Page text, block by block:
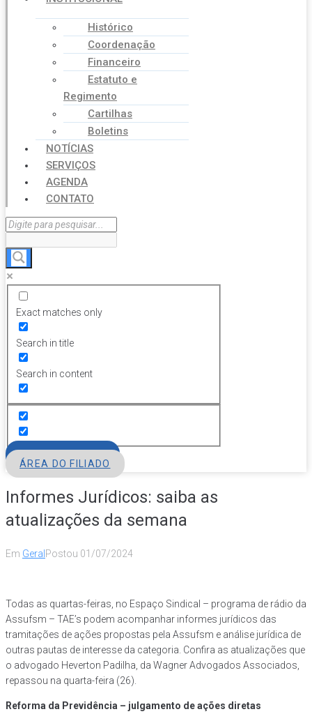
Histórico
Coordenação
Financeiro
Estatuto e
Regimento
Cartilhas
Boletins
NOTÍCIAS
SERVIÇOS
AGENDA
CONTATO
Exact matches only
Search in title
Search in content
ÁREA DO FILIADO
Informes Jurídicos: saiba as
atualizações da semana
Em Geral Postou 01/07/2024
Todas as quartas-feiras, no Espaço Sindical – programa de rádio da
Assufsm – TAE’s podem acompanhar informes jurídicos das
tramitações de ações propostas pela Assufsm e análise jurídica de
outras pautas de interesse da categoria. Confira as atualizações que
o advogado Heverton Padilha, da Wagner Advogados Associados,
repassou na quarta-feira (26).
Reforma da Previdência – julgamento de ações diretas